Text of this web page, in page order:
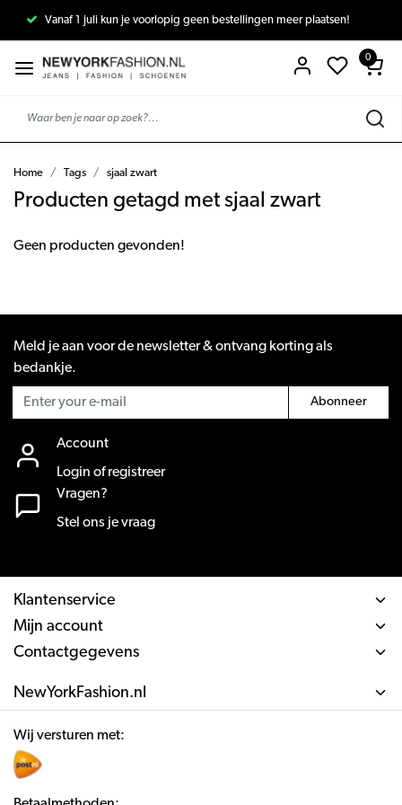
Vanaf 1 juli kun je voorlopig geen bestellingen meer plaatsen!
0
Home Tags sjaal zwart
Producten getagd met sjaal zwart
Geen producten gevonden!
Meld je aan voor de newsletter & ontvang korting als
bedankje.
Abonneer
Account
Login of registreer
Vragen?
Stel ons je vraag
Klantenservice
Mijn account
Contactgegevens
NewYorkFashion.nl
Wij versturen met: